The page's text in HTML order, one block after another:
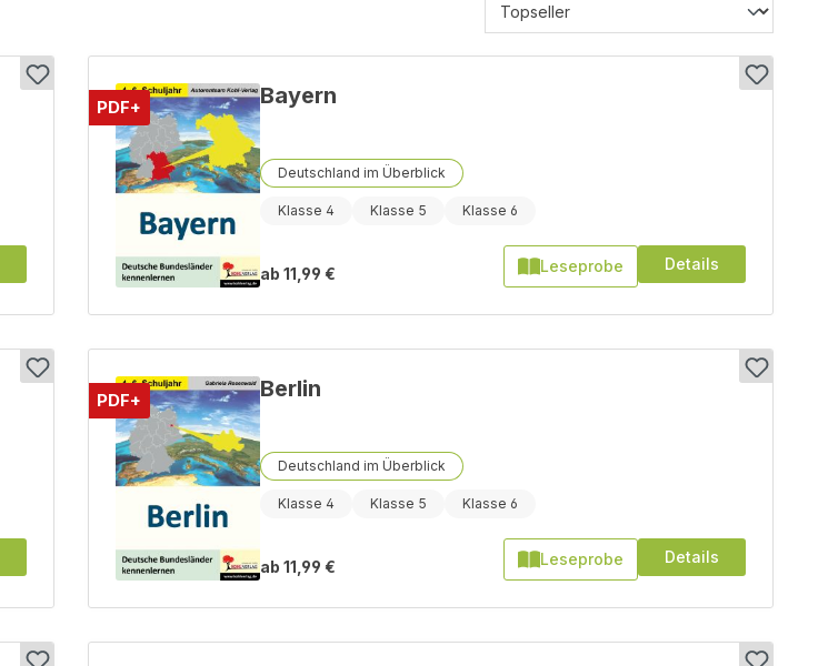
PDF+ Bayern
Deutschland im Überblick
Klasse 4 Klasse 5 Klasse 6
ab 11,99 € Leseprobe Details
PDF+ Berlin
Deutschland im Überblick
Klasse 4 Klasse 5 Klasse 6
ab 11,99 € Leseprobe Details